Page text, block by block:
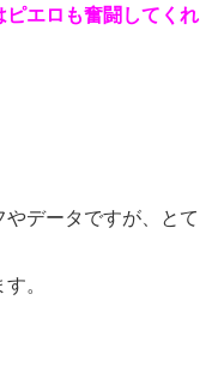
エロも奮闘してくれ
データですが、とて
す。